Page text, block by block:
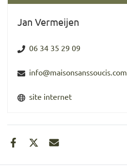
Jan Vermeijen
06 34 35 29 09
info@maisonsanssoucis.com
site internet